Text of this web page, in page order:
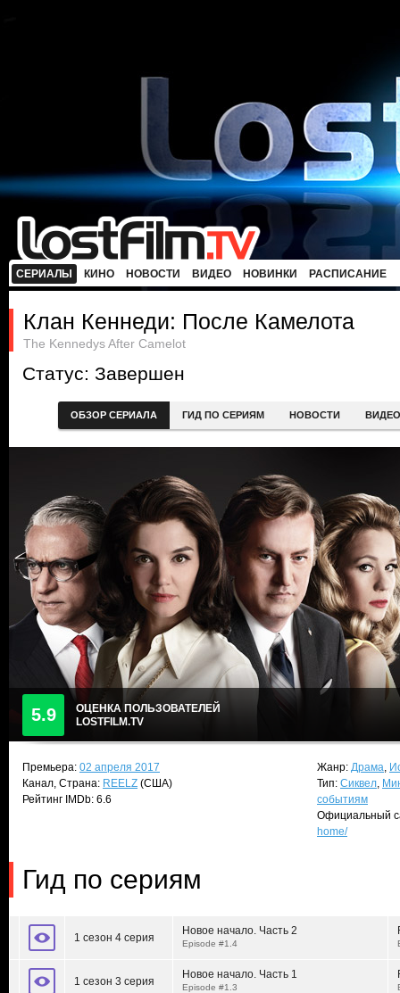
СЕРИАЛЫ КИНО НОВОСТИ ВИДЕО НОВИНКИ РАСПИСАНИЕ
Клан Кеннеди: После Камелота
The Kennedys After Camelot
Статус: Завершен
ОБЗОР СЕРИАЛА ГИД ПО СЕРИЯМ НОВОСТИ ВИДЕО
5.9
ОЦЕНКА ПОЛЬЗОВАТЕЛЕЙ
LOSTFILM.TV
Премьера: 02 апреля 2017
Канал, Страна: REELZ (США)
Рейтинг IMDb: 6.6
Жанр: Драма,
Тип: Сиквел,
событиям
Официальный
home/
Гид по сериям
1 сезон 4 серия
Новое начало. Часть 2
Episode #1.4
1 сезон 3 серия
Новое начало. Часть 1
Episode #1.3